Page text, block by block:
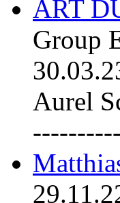
ART
Group
Aurel
----------